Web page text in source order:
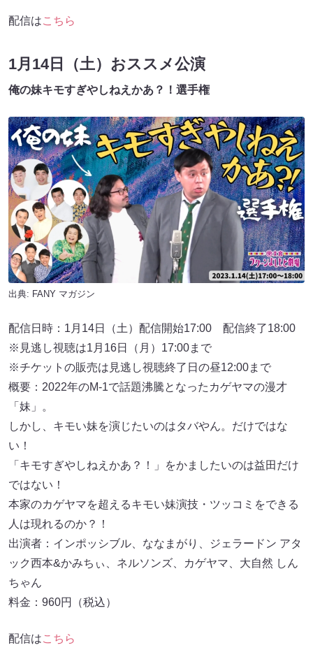
配信はこちら
1月14日（土）おススメ公演
俺の妹キモすぎやしねえかあ？！選手権
出典: FANY マガジン
配信日時：1月14日（土）配信開始17:00 配信終了18:00
※見逃し視聴は1月16日（月）17:00まで
※チケットの販売は⾒逃し視聴終了⽇の昼12:00まで
概要：2022年のM-1で話題沸騰となったカゲヤマの漫才
「妹」。
しかし、キモい妹を演じたいのはタバやん。だけではな
い！
「キモすぎやしねえかあ？！」をかましたいのは益田だけ
ではない！
本家のカゲヤマを超えるキモい妹演技・ツッコミをできる
人は現れるのか？！
出演者：インポッシブル、ななまがり、ジェラードン アタ
ック西本&かみちぃ、ネルソンズ、カゲヤマ、大自然 しん
ちゃん
料金：960円（税込）
配信はこちら